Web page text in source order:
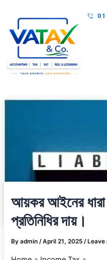
content
আয়কর আইনের
প্রতিনিধির দায়।
Byadmin /April 21, 2025 /Leave